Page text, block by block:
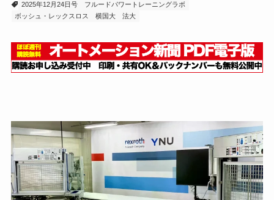
2025年12月24日号
フルードパワートレーニングラボ
ボッシュ・レックスロス
横国大 法大